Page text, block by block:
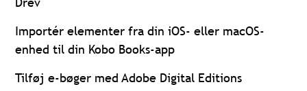
Importér elementer fra din iOS- eller macOS-
enhed til din Kobo Books-app
Tilføj e-bøger med Adobe Digital Editions